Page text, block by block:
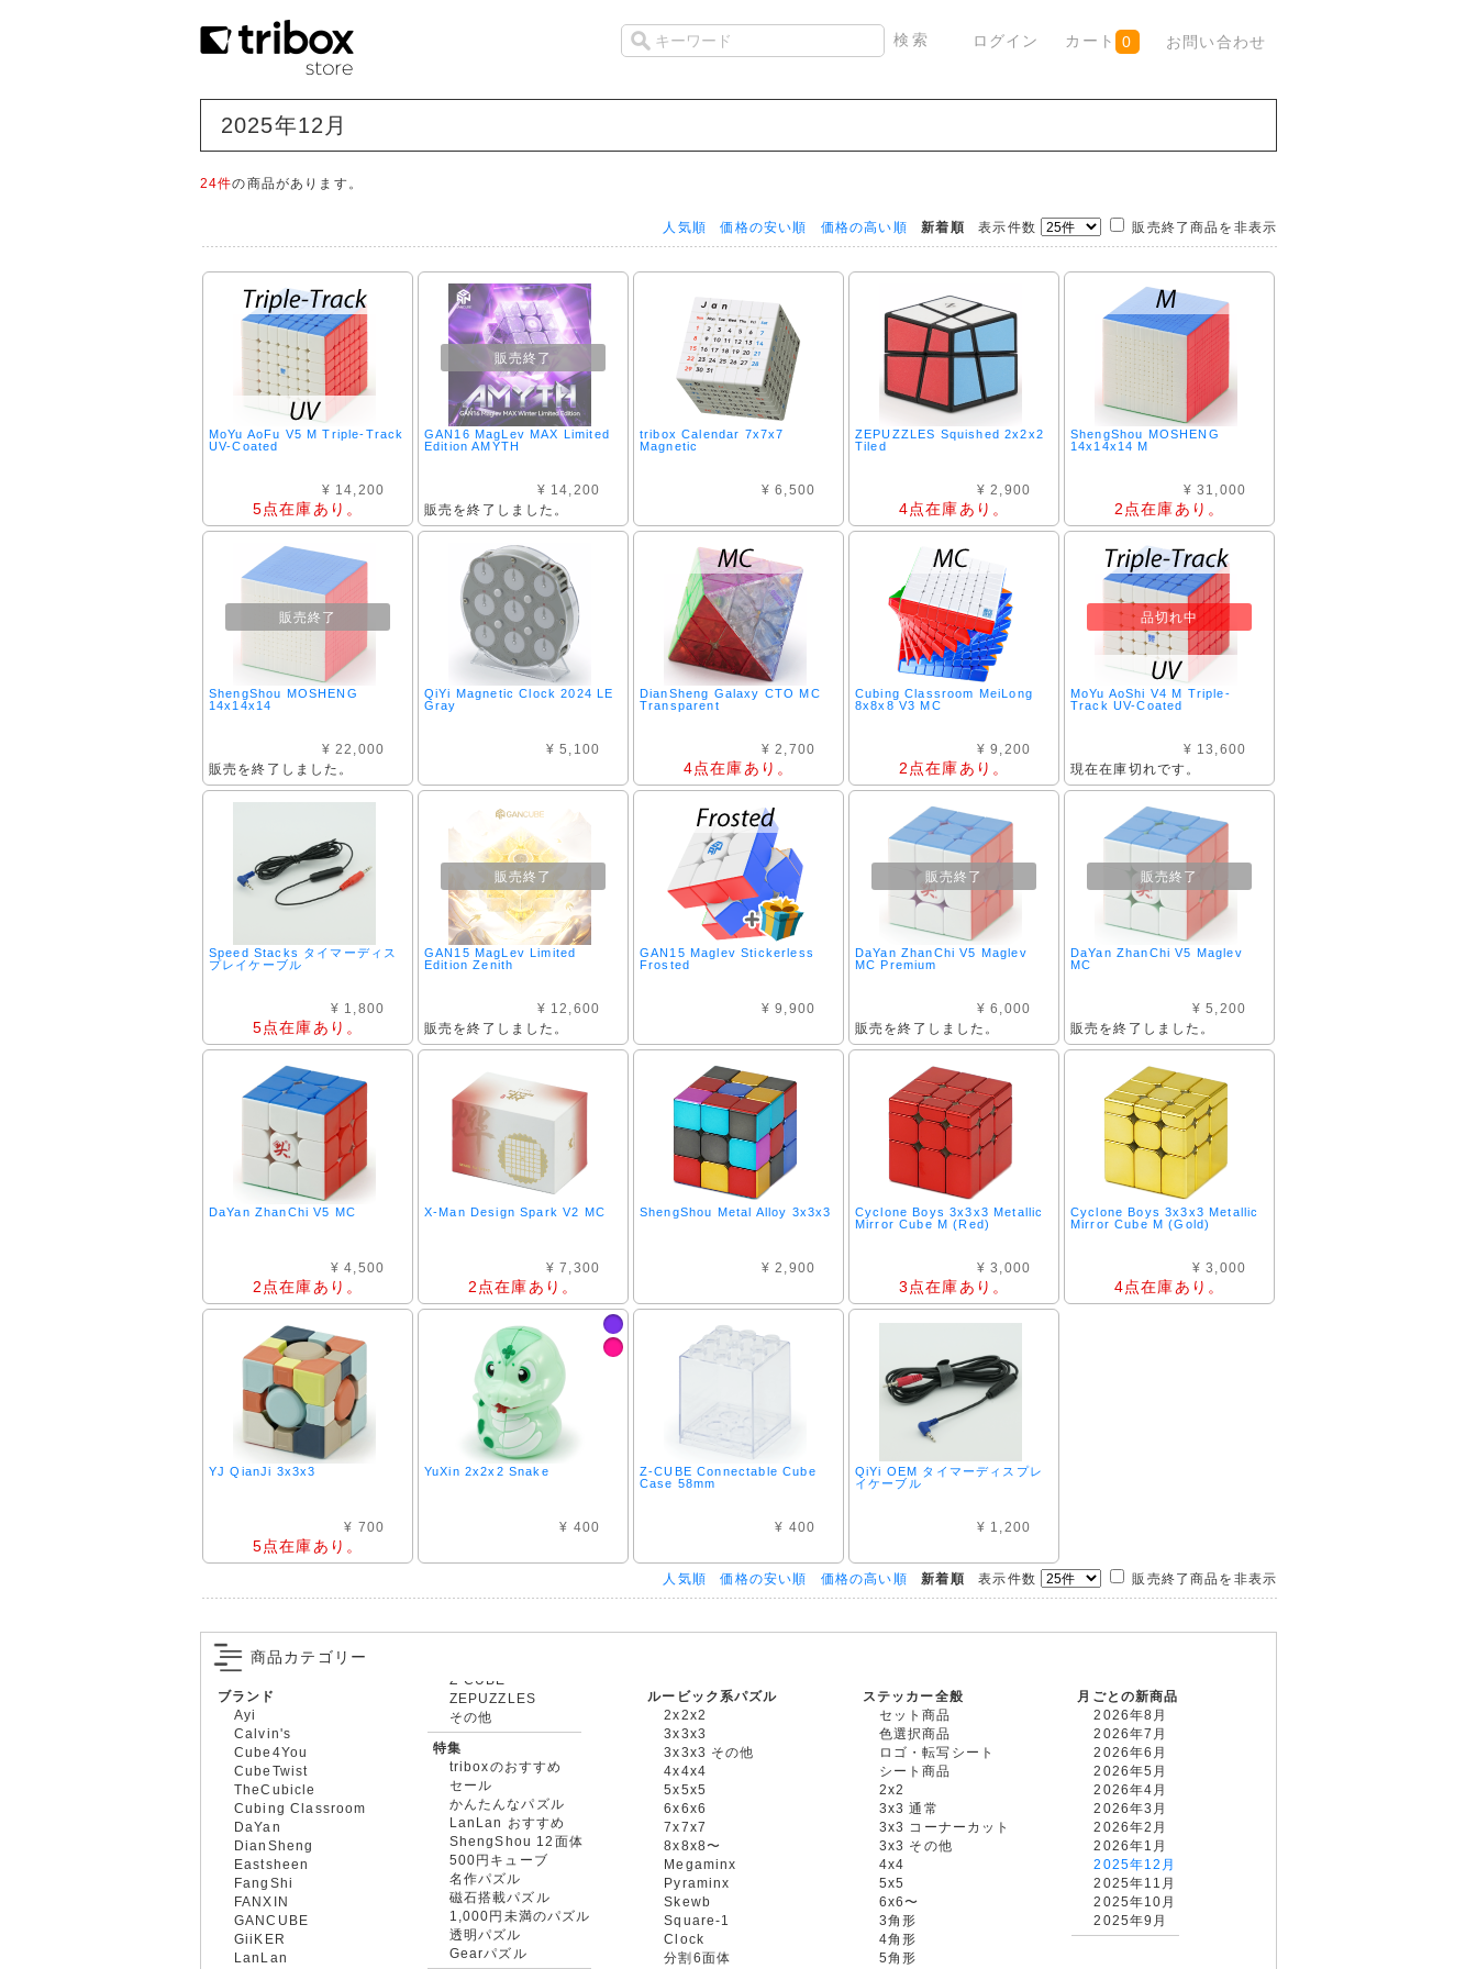
ログイン カート 0 お問い合わせ
2025年12月
24件の商品があります。
人気順 価格の安い順 価格の高い順 新着順 表示件数 販売終了商品を非表示
MoYu AoFu V5 M Triple-Track
UV-Coated
¥ 14,200
5点在庫あり。
販売終了
GAN16 MagLev MAX Limited
Edition AMYTH
¥ 14,200
販売を終了しました。
tribox Calendar 7x7x7
Magnetic
¥ 6,500
ZEPUZZLES Squished 2x2x2
Tiled
¥ 2,900
4点在庫あり。
ShengShou MOSHENG
14x14x14 M
¥ 31,000
2点在庫あり。
販売終了
ShengShou MOSHENG
14x14x14
¥ 22,000
販売を終了しました。
QiYi Magnetic Clock 2024 LE
Gray
¥ 5,100
DianSheng Galaxy CTO MC
Transparent
¥ 2,700
4点在庫あり。
Cubing Classroom MeiLong
8x8x8 V3 MC
¥ 9,200
2点在庫あり。
品切れ中
MoYu AoShi V4 M Triple-
Track UV-Coated
¥ 13,600
現在在庫切れです。
Speed Stacks タイマーディス
プレイケーブル
¥ 1,800
5点在庫あり。
販売終了
GAN15 MagLev Limited
Edition Zenith
¥ 12,600
販売を終了しました。
GAN15 Maglev Stickerless
Frosted
¥ 9,900
販売終了
DaYan ZhanChi V5 Maglev
MC Premium
¥ 6,000
販売を終了しました。
販売終了
DaYan ZhanChi V5 Maglev
MC
¥ 5,200
販売を終了しました。
DaYan ZhanChi V5 MC
¥ 4,500
2点在庫あり。
X-Man Design Spark V2 MC
¥ 7,300
2点在庫あり。
ShengShou Metal Alloy 3x3x3
¥ 2,900
Cyclone Boys 3x3x3 Metallic
Mirror Cube M (Red)
¥ 3,000
3点在庫あり。
Cyclone Boys 3x3x3 Metallic
Mirror Cube M (Gold)
¥ 3,000
4点在庫あり。
YJ QianJi 3x3x3
¥ 700
5点在庫あり。
YuXin 2x2x2 Snake
¥ 400
Z-CUBE Connectable Cube
Case 58mm
¥ 400
QiYi OEM タイマーディスプレ
イケーブル
¥ 1,200
人気順 価格の安い順 価格の高い順 新着順 表示件数 販売終了商品を非表示
商品カテゴリー
ブランド
Ayi
Calvin's
Cube4You
CubeTwist
TheCubicle
Cubing Classroom
DaYan
DianSheng
Eastsheen
FangShi
FANXIN
GANCUBE
GiiKER
LanLan
ZEPUZZLES
その他
特集
triboxのおすすめ
セール
かんたんなパズル
LanLan おすすめ
ShengShou 12面体
500円キューブ
名作パズル
磁石搭載パズル
1,000円未満のパズル
透明パズル
Gearパズル
ルービック系パズル
2x2x2
3x3x3
3x3x3 その他
4x4x4
5x5x5
6x6x6
7x7x7
8x8x8〜
Megaminx
Pyraminx
Skewb
Square-1
Clock
分割6面体
ステッカー全般
セット商品
色選択商品
ロゴ・転写シート
シート商品
2x2
3x3 通常
3x3 コーナーカット
3x3 その他
4x4
5x5
6x6〜
3角形
4角形
5角形
月ごとの新商品
2026年8月
2026年7月
2026年6月
2026年5月
2026年4月
2026年3月
2026年2月
2026年1月
2025年12月
2025年11月
2025年10月
2025年9月